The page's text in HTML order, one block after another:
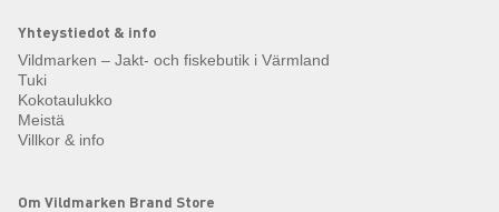
Yhteystiedot & info
Vildmarken – Jakt- och fiskebutik i Värmland
Tuki
Kokotaulukko
Meistä
Villkor & info
Om Vildmarken Brand Store